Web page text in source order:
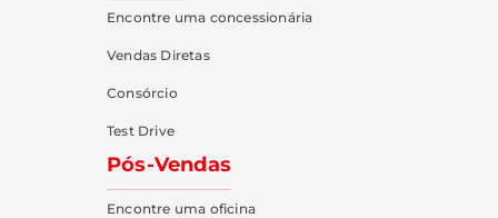
Encontre uma concessionária
Vendas Diretas
Consórcio
Test Drive
Pós-Vendas
Encontre uma oficina